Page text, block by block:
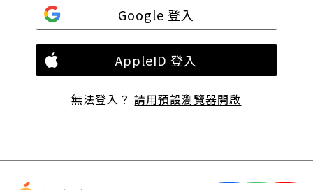
Google 登入
AppleID 登入
無法登入？請用預設瀏覽器開啟